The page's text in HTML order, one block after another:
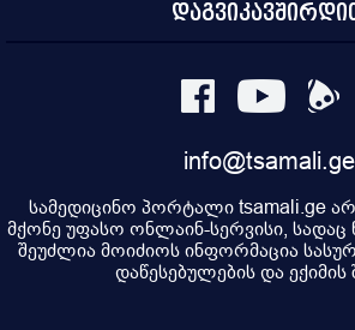
info@tsamali.ge
სამედიცინო პორტალი tsamali.ge
მქონე უფასო ონლაინ-სერვისი, სადაც
შეუძლია მოიძიოს ინფორმაცია
დაწესებულების და ექიმის